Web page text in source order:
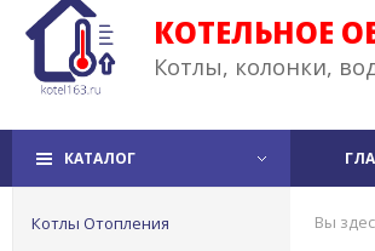
КОТЕЛЬНОЕ
Котлы, колонки,
КАТАЛОГ
Котлы Отопления Вы